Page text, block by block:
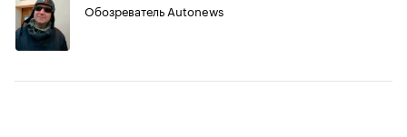
Обозреватель Autonews